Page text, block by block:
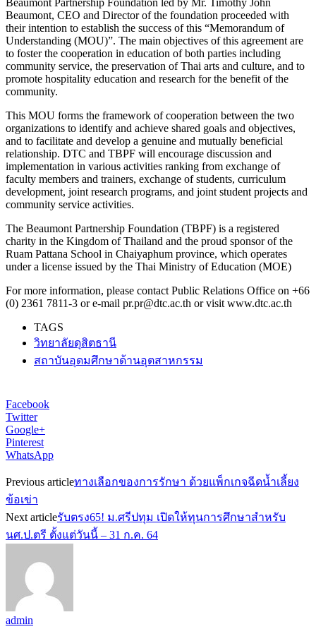
Beaumont, CEO and Director of the foundation proceeded with
their intention to establish the success of this “Memorandum of
Understanding (MOU)”. The main objectives of this agreement are
to foster the cooperation in education of both parties including
community service, the preservation of Thai arts and culture, and to
promote hospitality education and research for the benefit of the
community.
This MOU forms the framework of cooperation between the two
organizations to identify and achieve shared goals and objectives,
and to facilitate and develop a genuine and mutually beneficial
relationship. DTC and TBPF will encourage discussion and
implementation in various activities ranking from exchange of
faculty members and trainers, exchange of students, curriculum
development, joint research programs, and joint student projects and
community service activities.
The Beaumont Partnership Foundation (TBPF) is a registered
charity in the Kingdom of Thailand and the proud sponsor of the
Ruam Pattana School in Chaiyaphum province, which operates
under a license issued by the Thai Ministry of Education (MOE)
For more information, please contact Public Relations Office on +66
(0) 2361 7811-3 or e-mail pr.pr@dtc.ac.th or visit www.dtc.ac.th
TAGS
วิทยาลัยดุสิตธานี
สถาบันอุดมศึกษาด้านอุตสาหกรรม
Facebook
Twitter
Google+
Pinterest
WhatsApp
Previous articleทางเลือกของการรักษา ด้วยแพ็กเกจฉีดน้ำเลี้ยง
ข้อเข่า
Next articleรับตรง65! ม.ศรีปทุม เปิดให้ทุนการศึกษาสำหรับ
นศ.ป.ตรี ตั้งแต่วันนี้ – 31 ก.ค. 64
admin